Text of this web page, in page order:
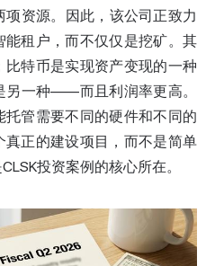
项资源。因此，该公司正致力
租户，而不仅仅是挖矿。其
特币是实现资产变现的一种
另一种——而且利润率更高。
管需要不同的硬件和不同的
正的建设项目，而不是简单
投资案例的核心所在。